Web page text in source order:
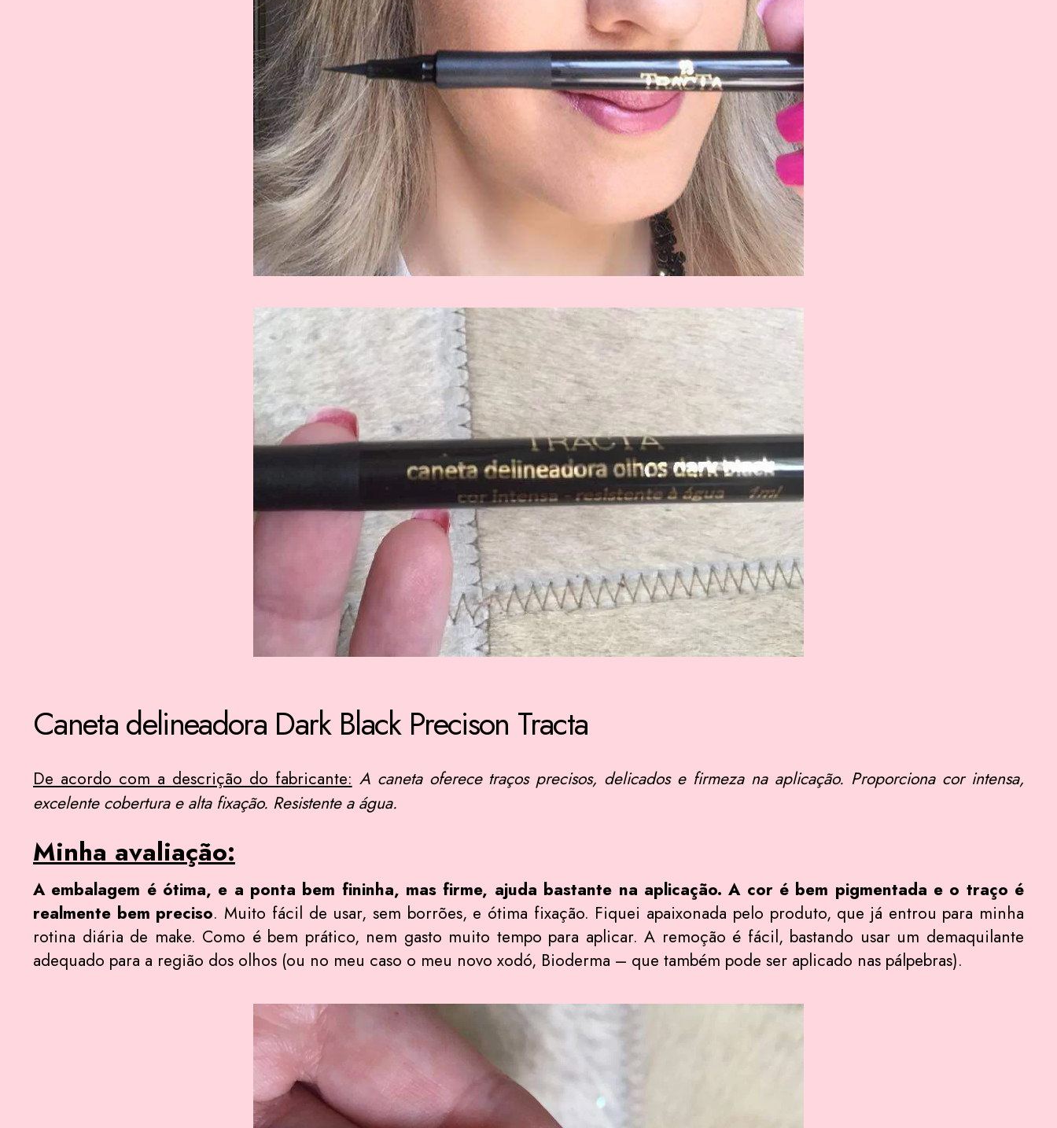
Caneta delineadora Dark Black Precison Tracta
De acordo com a descrição do fabricante: A caneta oferece traços precisos, delicados e firmeza na aplicação. Proporciona cor intensa,
excelente cobertura e alta fixação. Resistente a água.
Minha avaliação:
A embalagem é ótima, e a ponta bem fininha, mas firme, ajuda bastante na aplicação. A cor é bem pigmentada e o traço é
realmente bem preciso. Muito fácil de usar, sem borrões, e ótima fixação. Fiquei apaixonada pelo produto, que já entrou para minha
rotina diária de make. Como é bem prático, nem gasto muito tempo para aplicar. A remoção é fácil, bastando usar um demaquilante
adequado para a região dos olhos (ou no meu caso o meu novo xodó, Bioderma – que também pode ser aplicado nas pálpebras).